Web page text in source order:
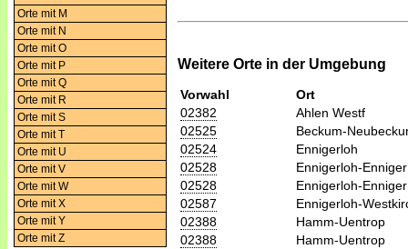
Orte mit M
Orte mit N
Orte mit O
Orte mit P
Orte mit Q
Orte mit R
Orte mit S
Orte mit T
Orte mit U
Orte mit V
Orte mit W
Orte mit X
Orte mit Y
Orte mit Z
Weitere Orte in der Umgebung
Vorwahl
Ort
02382
Ahlen Westf
02525
Beckum-
02524
Ennigerloh
02528
Ennigerloh-Enniger
02528
Ennigerloh-Enniger
02587
Ennigerloh-
02388
Hamm-Uentrop
02388
Hamm-Uentrop